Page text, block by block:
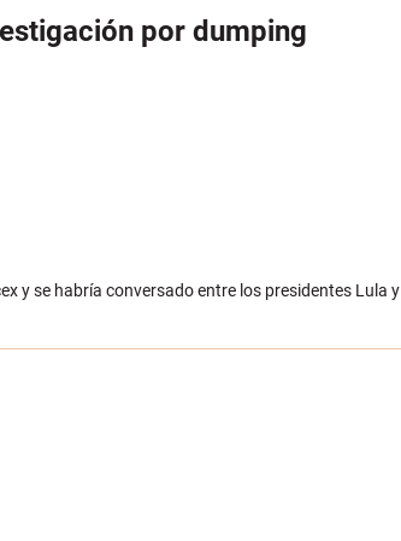
por dumping
y se habría conversado entre los presidentes Lula y